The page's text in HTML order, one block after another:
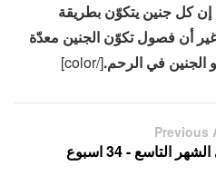
إن كل جنين يتكوّن بطريقة
أن فصول تكوّن الجنين معدّة
الجنين في الرحم.[/color]
Previous
التاسع - 34 اسبوع